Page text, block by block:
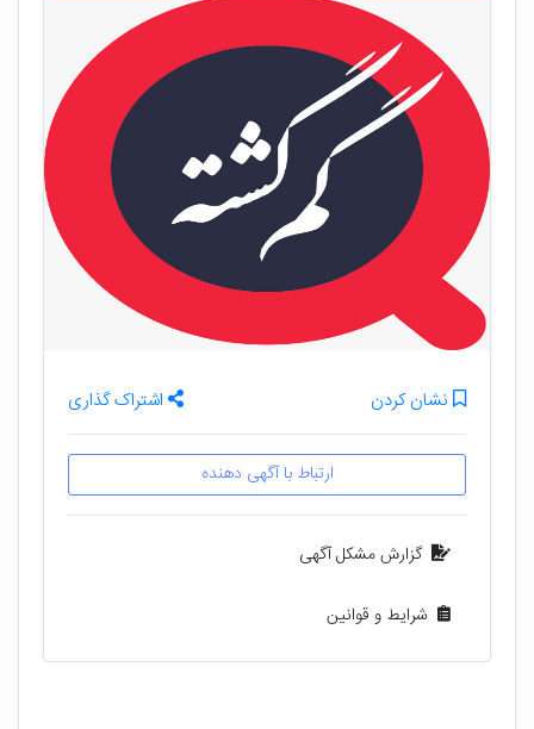
نشان کردن اشتراک گذاری
ارتباط با آگهی دهنده
گزارش مشکل آگهی
شرایط و قوانین